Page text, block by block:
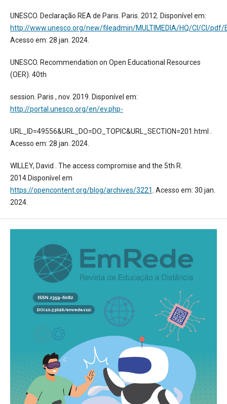
UNESCO. Declaração REA de Paris. Paris. 2012. Disponível em:
http://www.unesco.org/new/fileadmin/MULTIMEDIA/HQ/CI/CI/
Acesso em: 28 jan. 2024.
UNESCO. Recommendation on Open Educational Resources
(OER). 40th
session. Paris , nov. 2019. Disponível em:
http://portal.unesco.org/en/ev.php-
URL_ID=49556&URL_DO=DO_TOPIC&URL_SECTION=201.html .
Acesso em: 28 jan. 2024.
WILLEY, David . The access compromise and the 5th R.
2014.Disponível em
https://opencontent.org/blog/archives/3221 . Acesso em: 30 jan.
2024.